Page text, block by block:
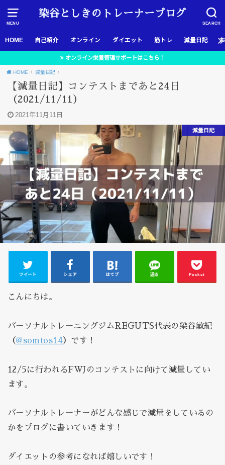
MENU SEARCH
染谷としきのトレーナーブログ
HOME 自己紹介 オンライン ダイエット 筋トレ 減量日記
オンライン栄養管理サポートはこちら！
HOME 減量日記
【減量日記】コンテストまであと24日
（2021/11/11）
2021年11月11日
減量日記
ツイート シェア はてブ 送る Pocket
こんにちは。
パーソナルトレーニングジムREGUTS代表の染谷敏紀
（@somtos14）です！
12/5に行われるFWJのコンテストに向けて減量してい
ます。
パーソナルトレーナーがどんな感じで減量をしているの
かをブログに書いていきます！
ダイエットの参考になれば嬉しいです！